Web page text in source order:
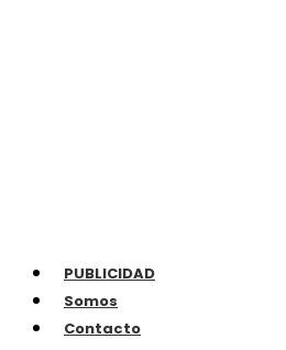
PUBLICIDAD
Somos
Contacto